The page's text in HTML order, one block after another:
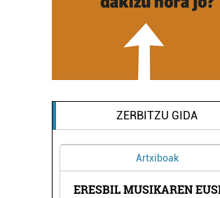
ZERBITZU GIDA
Artxiboak
ERESBIL MUSIKAREN